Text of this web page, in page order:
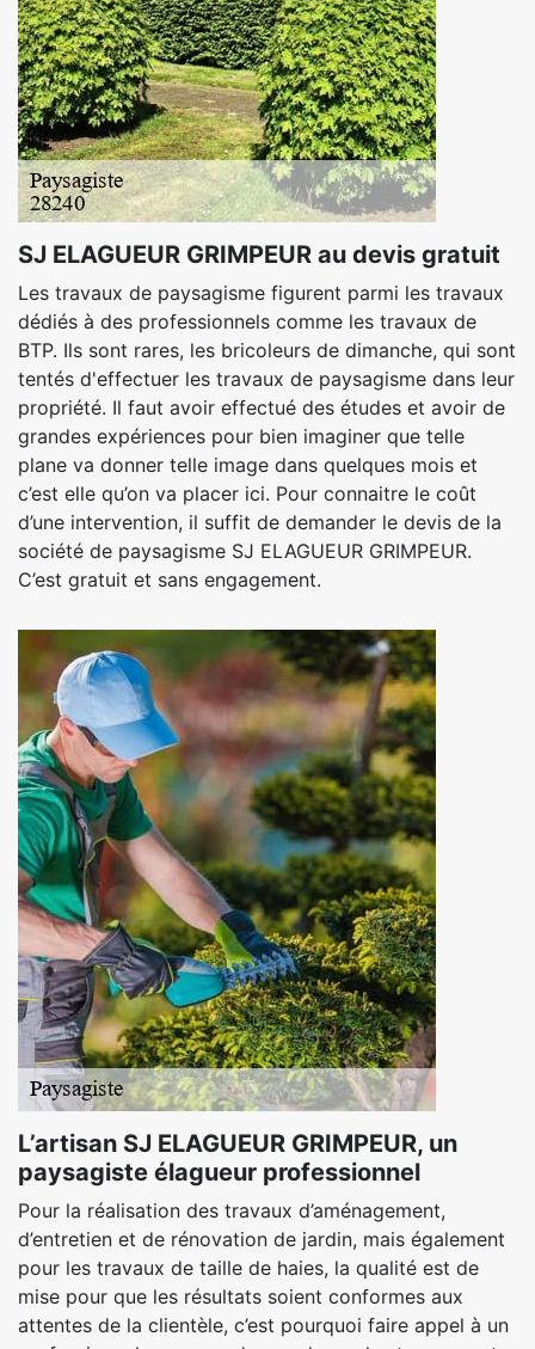
SJ ELAGUEUR GRIMPEUR au devis gratuit
Les travaux de paysagisme figurent parmi les travaux
dédiés à des professionnels comme les travaux de
BTP. Ils sont rares, les bricoleurs de dimanche, qui sont
tentés d'effectuer les travaux de paysagisme dans leur
propriété. Il faut avoir effectué des études et avoir de
grandes expériences pour bien imaginer que telle
plane va donner telle image dans quelques mois et
c’est elle qu’on va placer ici. Pour connaitre le coût
d’une intervention, il suffit de demander le devis de la
société de paysagisme SJ ELAGUEUR GRIMPEUR.
C’est gratuit et sans engagement.
L’artisan SJ ELAGUEUR GRIMPEUR, un
paysagiste élagueur professionnel
Pour la réalisation des travaux d’aménagement,
d’entretien et de rénovation de jardin, mais également
pour les travaux de taille de haies, la qualité est de
mise pour que les résultats soient conformes aux
attentes de la clientèle, c’est pourquoi faire appel à un